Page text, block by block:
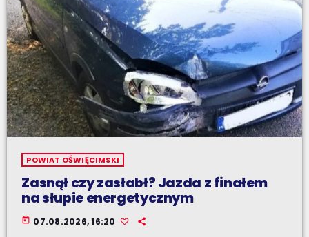
POWIAT OŚWIĘCIMSKI
Zasnął czy zasłabł? Jazda z finałem
na słupie energetycznym
today 07.08.2026, 16:20